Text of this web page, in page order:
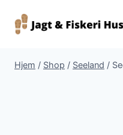
Hjem / Shop / Seeland /